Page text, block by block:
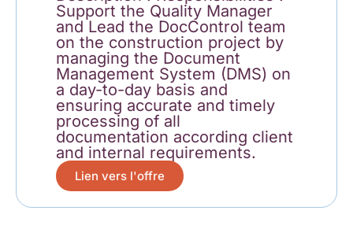
Support the Quality Manager
and Lead the DocControl team
on the construction project by
managing the Document
Management System (DMS) on
a day-to-day basis and
ensuring accurate and timely
processing of all
documentation according client
and internal requirements.
Lien vers l'offre